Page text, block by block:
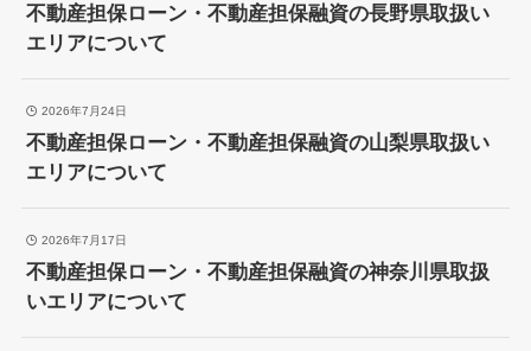
不動産担保ローン・不動産担保融資の長野県取扱い
エリアについて
2026年7月24日
不動産担保ローン・不動産担保融資の山梨県取扱い
エリアについて
2026年7月17日
不動産担保ローン・不動産担保融資の神奈川県取扱
いエリアについて